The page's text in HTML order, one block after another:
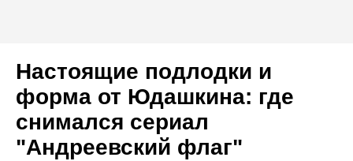
Настоящие подлодки и
форма от Юдашкина: где
снимался сериал
"Андреевский флаг"